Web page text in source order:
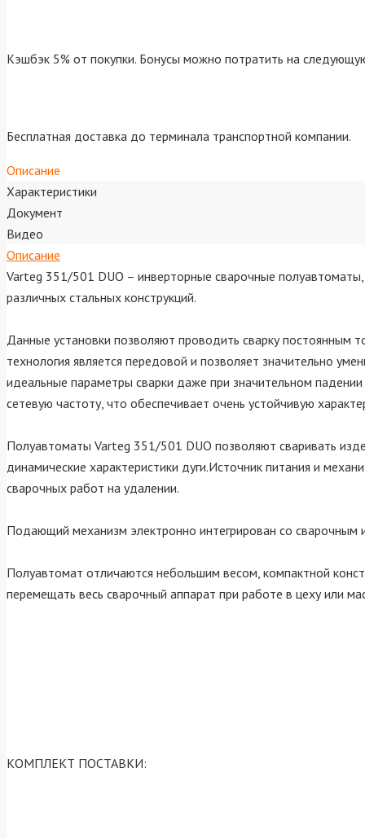
Кэшбэк 5% от покупки. Бонусы можно потратить на
Бесплатная доставка до терминала транспортной компании.
Описание
Характеристики
Документ
Видео
Описание
Varteg 351/501 DUO – инверторные сварочные
различных стальных конструкций.
Данные установки позволяют проводить сварку постоянным
технология является передовой и позволяет значительно
идеальные параметры сварки даже при значительном
сетевую частоту, что обеспечивает очень устойчивую
Полуавтоматы Varteg 351/501 DUO позволяют сваривать
динамические характеристики дуги.Источник питания и
сварочных работ на удалении.
Подающий механизм электронно интегрирован со сварочным
Полуавтомат отличаются небольшим весом, компактной
перемещать весь сварочный аппарат при работе в цеху или
КОМПЛЕКТ ПОСТАВКИ: